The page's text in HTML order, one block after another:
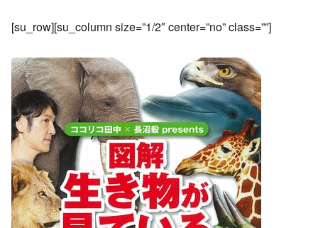
[su_row][su_column size=”1/2″ center=”no” class=””]